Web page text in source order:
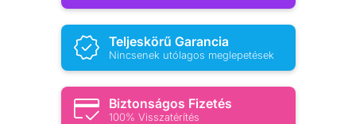
Teljeskörű Garancia
Nincsenek utólagos meglepetések
Biztonságos Fizetés
100% Visszatérítés